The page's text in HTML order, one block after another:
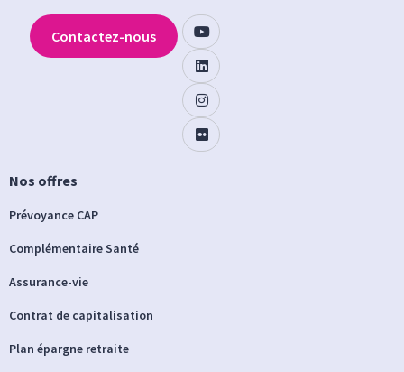
Nos offres
Prévoyance CAP
Complémentaire Santé
Assurance-vie
Contrat de capitalisation
Plan épargne retraite
Contactez-nous